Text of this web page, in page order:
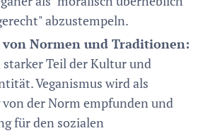
abzustempeln.
Normen und Traditionen:
starker Teil der Kultur und
Veganismus wird als
der Norm empfunden und
für den sozialen